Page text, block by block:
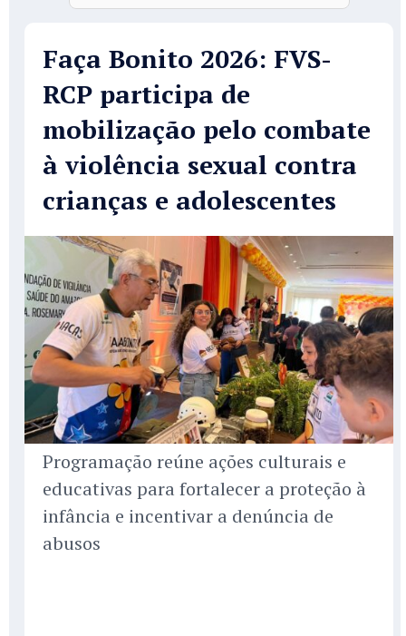
Faça Bonito 2026: FVS-
RCP participa de
mobilização pelo combate
à violência sexual contra
crianças e adolescentes
Programação reúne ações culturais e
educativas para fortalecer a proteção à
infância e incentivar a denúncia de
abusos